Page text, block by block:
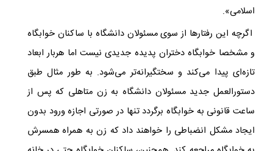
اسلامی».
اگرچه این رفتارها از سوی مسئولان دانشگاه با ساکنان خوابگاه
و مشخصا خوابگاه دختران پدیده جدیدی نیست اما هربار ابعاد
تازه‌ای پیدا می‌کند و سختگیرانه‌تر می‌شود. به طور مثال طبق
دستورالعمل جدید مسئولان دانشگاه به زن متاهلی که پس از
ساعت قانونی به خوابگاه برگردد تنها در صورتی اجازه ورود بدون
ایجاد مشکل انضباطی را خواهند داد که زن به همراه همسرش